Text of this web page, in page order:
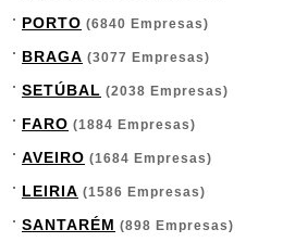
PORTO (6840 Empresas)
BRAGA (3077 Empresas)
SETÚBAL (2038 Empresas)
FARO (1884 Empresas)
AVEIRO (1684 Empresas)
LEIRIA (1586 Empresas)
SANTARÉM (898 Empresas)